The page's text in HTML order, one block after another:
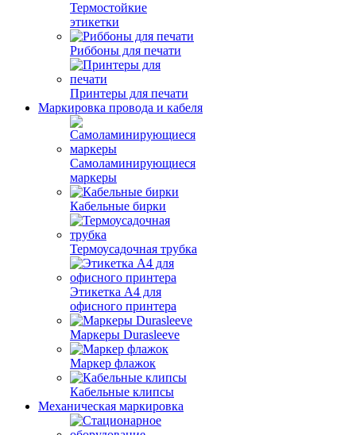
Термостойкие
этикетки
Риббоны для печати
Принтеры для печати
Маркировка провода и кабеля
Самоламинирующиеся
маркеры
Кабельные бирки
Термоусадочная трубка
Этикетка А4 для
офисного принтера
Маркеры Durasleeve
Маркер флажок
Кабельные клипсы
Механическая маркировка